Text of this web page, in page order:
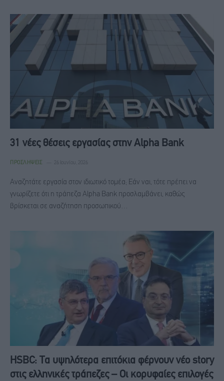
31 νέες θέσεις εργασίας στην Alpha Bank
ΠΡΟΣΛΉΨΕΙΣ 26 Ιουνίου, 2026
Αναζητάτε εργασία στον ιδιωτικό τομέα; Εάν ναι, τότε πρέπει να
γνωρίζετε ότι η τράπεζα Alpha Bank προσλαμβάνει, καθώς
βρίσκεται σε αναζήτηση προσωπικού…
HSBC: Τα υψηλότερα επιτόκια φέρνουν νέο story
στις ελληνικές τράπεζες – Οι κορυφαίες επιλογές